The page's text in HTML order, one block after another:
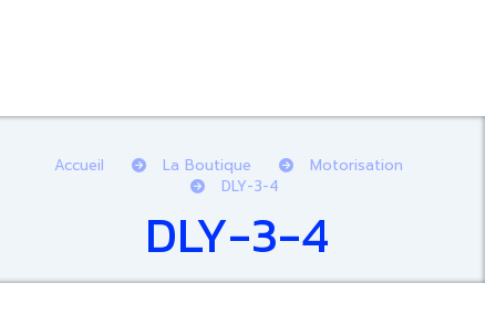
Accueil La Boutique
Motorisation
DLY-3-4
DLY-3-4